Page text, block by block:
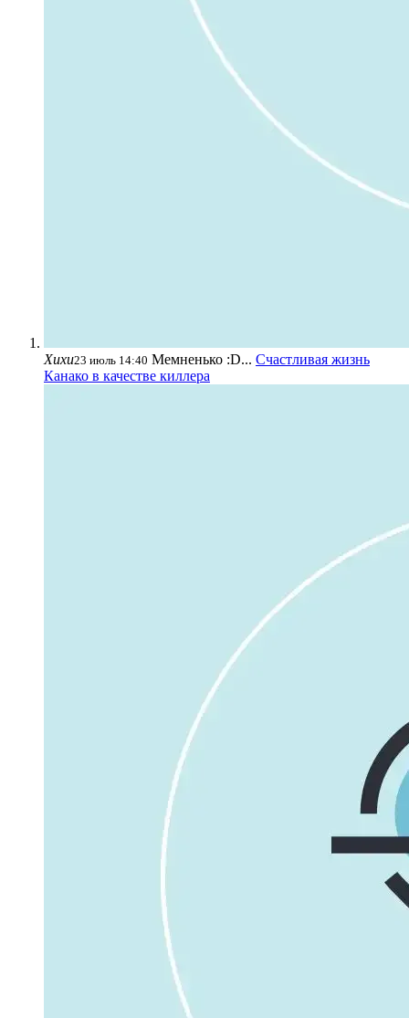
Хихи23 июль 14:40 Мемненько :D... Счастливая жизнь
Канако в качестве киллера